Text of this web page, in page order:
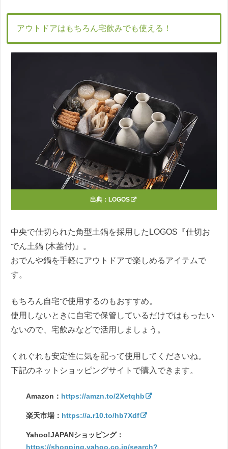
アウトドアはもちろん宅飲みでも使える！
出典： LOGOS
中央で仕切られた角型土鍋を採用したLOGOS『仕切お
でん土鍋 (木葢付)』。
おでんや鍋を手軽にアウトドアで楽しめるアイテムで
す。
もちろん自宅で使用するのもおすすめ。
使用しないときに自宅で保管しているだけではもったい
ないので、宅飲みなどで活用しましょう。
くれぐれも安定性に気を配って使用してくださいね。
下記のネットショッピングサイトで購入できます。
Amazon： https://amzn.to/2Xetqhb
楽天市場： https://a.r10.to/hb7Xdf
Yahoo!JAPANショッピング：
https://shopping.yahoo.co.jp/search?